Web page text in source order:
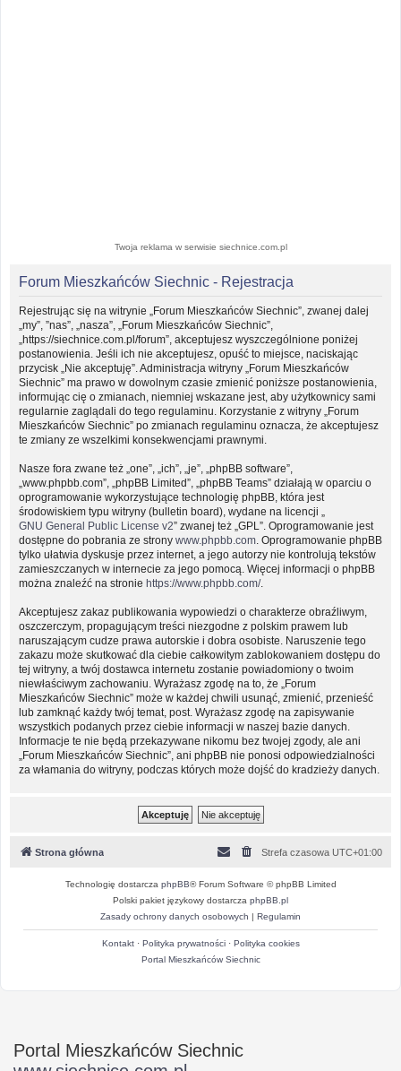
Twoja reklama w serwisie siechnice.com.pl
Forum Mieszkańców Siechnic - Rejestracja
Rejestrując się na witrynie „Forum Mieszkańców Siechnic”, zwanej dalej
„my”, ”nas”, „nasza”, „Forum Mieszkańców Siechnic”,
„https://siechnice.com.pl/forum”, akceptujesz wyszczególnione poniżej
postanowienia. Jeśli ich nie akceptujesz, opuść to miejsce, naciskając
przycisk „Nie akceptuję”. Administracja witryny „Forum Mieszkańców
Siechnic” ma prawo w dowolnym czasie zmienić poniższe postanowienia,
informując cię o zmianach, niemniej wskazane jest, aby użytkownicy sami
regularnie zaglądali do tego regulaminu. Korzystanie z witryny „Forum
Mieszkańców Siechnic” po zmianach regulaminu oznacza, że akceptujesz
te zmiany ze wszelkimi konsekwencjami prawnymi.
Nasze fora zwane też „one”, „ich”, „je”, „phpBB software”,
„www.phpbb.com”, „phpBB Limited”, „phpBB Teams” działają w oparciu o
oprogramowanie wykorzystujące technologię phpBB, która jest
środowiskiem typu witryny (bulletin board), wydane na licencji „
GNU General Public License v2” zwanej też „GPL”. Oprogramowanie jest
dostępne do pobrania ze strony www.phpbb.com . Oprogramowanie phpBB
tylko ułatwia dyskusje przez internet, a jego autorzy nie kontrolują tekstów
zamieszczanych w internecie za jego pomocą. Więcej informacji o phpBB
można znaleźć na stronie https://www.phpbb.com/.
Akceptujesz zakaz publikowania wypowiedzi o charakterze obraźliwym,
oszczerczym, propagującym treści niezgodne z polskim prawem lub
naruszającym cudze prawa autorskie i dobra osobiste. Naruszenie tego
zakazu może skutkować dla ciebie całkowitym zablokowaniem dostępu do
tej witryny, a twój dostawca internetu zostanie powiadomiony o twoim
niewłaściwym zachowaniu. Wyrażasz zgodę na to, że „Forum
Mieszkańców Siechnic” może w każdej chwili usunąć, zmienić, przenieść
lub zamknąć każdy twój temat, post. Wyrażasz zgodę na zapisywanie
wszystkich podanych przez ciebie informacji w naszej bazie danych.
Informacje te nie będą przekazywane nikomu bez twojej zgody, ale ani
„Forum Mieszkańców Siechnic”, ani phpBB nie ponosi odpowiedzialności
za włamania do witryny, podczas których może dojść do kradzieży danych.
Strona główna Strefa czasowa UTC+01:00
Technologię dostarcza phpBB® Forum Software © phpBB Limited
Polski pakiet językowy dostarcza phpBB.pl
Zasady ochrony danych osobowych | Regulamin
Kontakt· Polityka prywatności· Polityka cookies
Portal Mieszkańców Siechnic
Portal Mieszkańców Siechnic